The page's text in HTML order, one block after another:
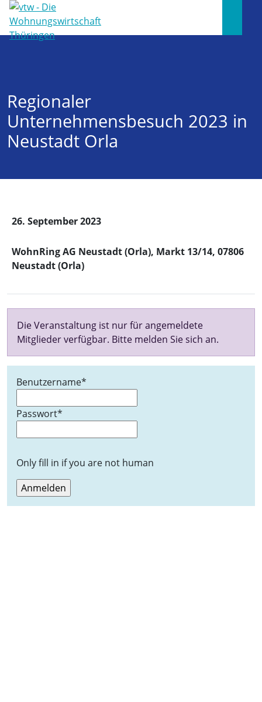
Regionaler
Unternehmensbesuch 2023 in
Neustadt Orla
26. September 2023
WohnRing AG Neustadt (Orla), Markt 13/14, 07806
Neustadt (Orla)
Die Veranstaltung ist nur für angemeldete
Mitglieder verfügbar. Bitte melden Sie sich an.
Benutzername*
Passwort*
Only fill in if you are not human